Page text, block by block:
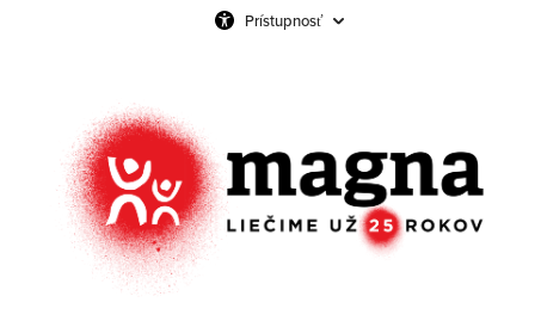
Prístupnosť